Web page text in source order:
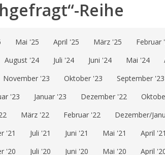
Reihe
Mai '25 April '25 März '25 Februar
August '24 Juli '24 Juni '24 Mai '24
November '23 Oktober '23 September '23
'23 Januar '23 Dezember '22
März '22 Februar '22 Dezember/
'21
Juli '21 Juni '21 Mai '21 April '21
'20
Juli '20 Juni '20 Mai '20 April